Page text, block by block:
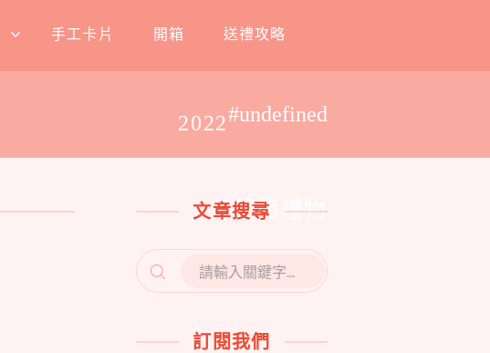
手工卡片 開箱 送禮攻略
#undefined
2022
母親節禮物
文章搜尋
SEARCH
FOR:
訂閱我們